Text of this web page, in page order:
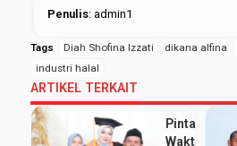
Penulis: admin1
Tags Diah Shofina Izzati dikana alfina
industri halal
ARTIKEL TERKAIT
Pintar Bagi
Waktu